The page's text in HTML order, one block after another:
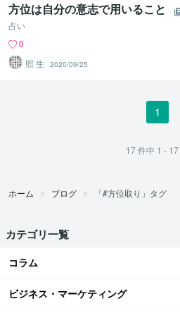
方位は自分の意志で用いること
占い
0
照 生
2020/09/25
1
17件中 1 - 17
ホーム ブログ 「#方位取り」タグ
カテゴリ一覧
コラム
ビジネス・マーケティング